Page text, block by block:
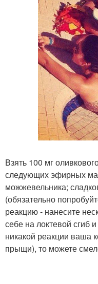
Взять 100 мг
следующих эфирных
можжевельника;
(обязательно
реакцию - нанесите
себе на локтевой сгиб
никакой реакции ваша
прыщи), то можете